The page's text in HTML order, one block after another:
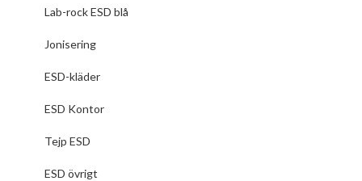
Lab-rock ESD blå
Jonisering
ESD-kläder
ESD Kontor
Tejp ESD
ESD övrigt